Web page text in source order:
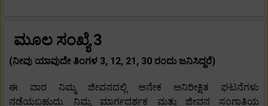
ಮೂಲ ಸಂಖ್ಯೆ 3
(ನೀವು ಯಾವುದೇ ತಿಂಗಳ 3, 12, 21, 30 ರಂದು ಜನಿಸಿದ್ದರೆ)
ಈ ವಾರ ನಿಮ್ಮ ಜೀವನದಲ್ಲಿ ಅನೇಕ ಅನಿರೀಕ್ಷಿತ ಘಟನೆಗಳು
ನಡೆಯಬಹುದು. ನಿಮ್ಮ ಮಾರ್ಗದರ್ಶಕ ಮತ್ತು ಜೀವನ ಸಂಗಾತಿಯ